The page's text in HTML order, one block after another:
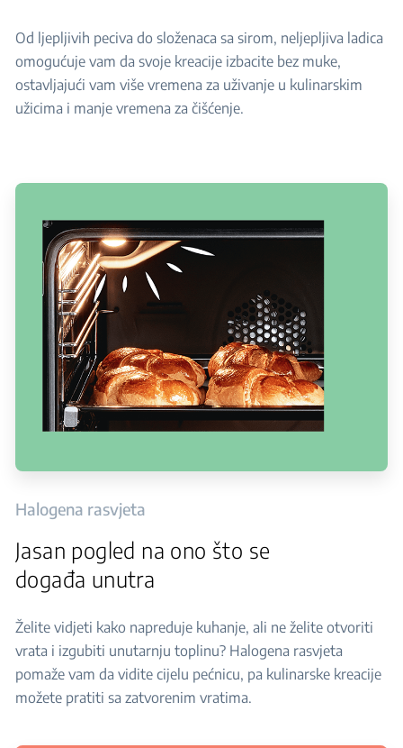
Od ljepljivih peciva do složenaca sa sirom, neljepljiva ladica
omogućuje vam da svoje kreacije izbacite bez muke,
ostavljajući vam više vremena za uživanje u kulinarskim
užicima i manje vremena za čišćenje.
Halogena rasvjeta
Jasan pogled na ono što se
događa unutra
Želite vidjeti kako napreduje kuhanje, ali ne želite otvoriti
vrata i izgubiti unutarnju toplinu? Halogena rasvjeta
pomaže vam da vidite cijelu pećnicu, pa kulinarske kreacije
možete pratiti sa zatvorenim vratima.